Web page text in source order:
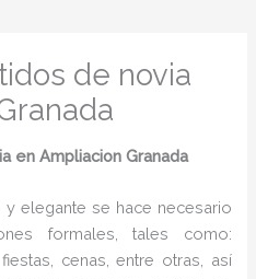
de novia
en Ampliacion Granada
elegante se hace necesario
formales, tales como:
cenas, entre otras, así